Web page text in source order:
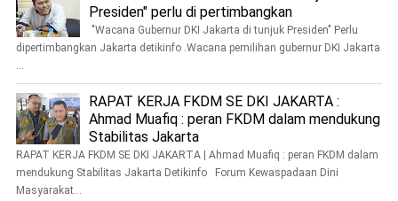
Presiden" perlu di pertimbangkan
"Wacana Gubernur DKI Jakarta di tunjuk Presiden" Perlu
dipertimbangkan Jakarta detikinfo .Wacana pemilihan gubernur DKI Jakarta
...
RAPAT KERJA FKDM SE DKI JAKARTA :
Ahmad Muafiq : peran FKDM dalam mendukung
Stabilitas Jakarta
RAPAT KERJA FKDM SE DKI JAKARTA | Ahmad Muafiq : peran FKDM dalam
mendukung Stabilitas Jakarta Detikinfo Forum Kewaspadaan Dini
Masyarakat...